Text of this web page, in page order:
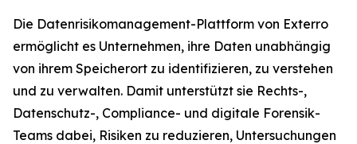
Die Datenrisikomanagement-Plattform von Exterro
ermöglicht es Unternehmen, ihre Daten unabhängig
von ihrem Speicherort zu identifizieren, zu verstehen
und zu verwalten. Damit unterstützt sie Rechts-,
Datenschutz-, Compliance- und digitale Forensik-
Teams dabei, Risiken zu reduzieren, Untersuchungen